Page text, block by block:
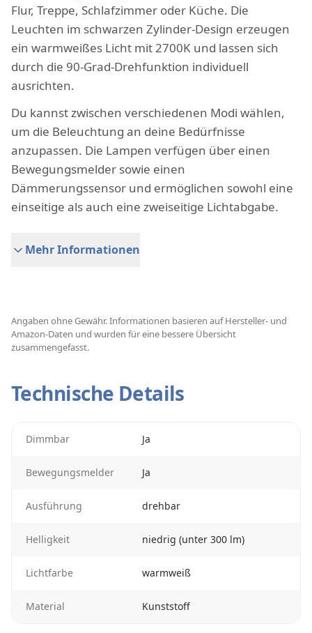
Flur, Treppe, Schlafzimmer oder Küche. Die
Leuchten im schwarzen Zylinder-Design erzeugen
ein warmweißes Licht mit 2700K und lassen sich
durch die 90-Grad-Drehfunktion individuell
ausrichten.
Du kannst zwischen verschiedenen Modi wählen,
um die Beleuchtung an deine Bedürfnisse
anzupassen. Die Lampen verfügen über einen
Bewegungsmelder sowie einen
Dämmerungssensor und ermöglichen sowohl eine
einseitige als auch eine zweiseitige Lichtabgabe.
Mehr Informationen
Angaben ohne Gewähr. Informationen basieren auf Hersteller- und
Amazon-Daten und wurden für eine bessere Übersicht
zusammengefasst.
Technische Details
Dimmbar Ja
Bewegungsmelder Ja
Ausführung drehbar
Helligkeit niedrig (unter 300 lm)
Lichtfarbe warmweiß
Material Kunststoff